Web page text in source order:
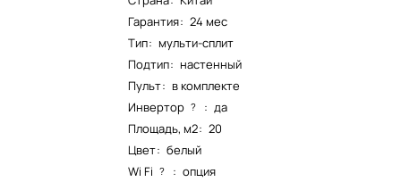
Гарантия: 24 мес
Тип: мульти-сплит
Подтип: настенный
Пульт: в комплекте
Инвертор ? : да
Площадь, м2: 20
Цвет: белый
Wi Fi ? : опция